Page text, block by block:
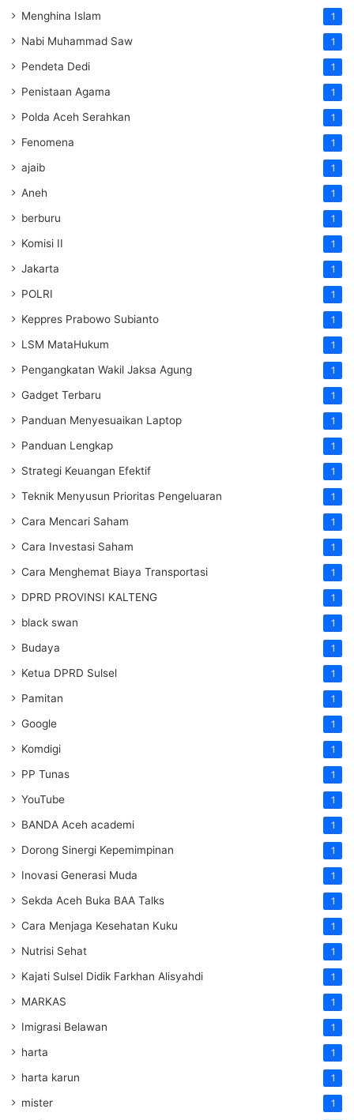
Menghina Islam 1
Nabi Muhammad Saw 1
Pendeta Dedi 1
Penistaan Agama 1
Polda Aceh Serahkan 1
Fenomena 1
ajaib 1
Aneh 1
berburu 1
Komisi II 1
Jakarta 1
POLRI 1
Keppres Prabowo Subianto 1
LSM MataHukum 1
Pengangkatan Wakil Jaksa Agung 1
Gadget Terbaru 1
Panduan Menyesuaikan Laptop 1
Panduan Lengkap 1
Strategi Keuangan Efektif 1
Teknik Menyusun Prioritas Pengeluaran 1
Cara Mencari Saham 1
Cara Investasi Saham 1
Cara Menghemat Biaya Transportasi 1
DPRD PROVINSI KALTENG 1
black swan 1
Budaya 1
Ketua DPRD Sulsel 1
Pamitan 1
Google 1
Komdigi 1
PP Tunas 1
YouTube 1
BANDA Aceh academi 1
Dorong Sinergi Kepemimpinan 1
Inovasi Generasi Muda 1
Sekda Aceh Buka BAA Talks 1
Cara Menjaga Kesehatan Kuku 1
Nutrisi Sehat 1
Kajati Sulsel Didik Farkhan Alisyahdi 1
MARKAS 1
Imigrasi Belawan 1
harta 1
harta karun 1
mister 1